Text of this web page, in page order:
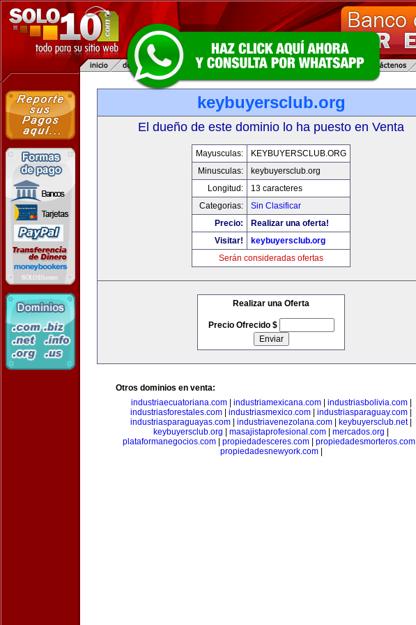
keybuyersclub.org
El dueño de este dominio lo ha puesto en Venta
Mayusculas:
KEYBUYERSCLUB.ORG
Minusculas:
keybuyersclub.org
Longitud:
13 caracteres
Categorias:
Sin Clasificar
Precio:
Realizar una oferta!
Visitar!
keybuyersclub.org
Serán consideradas ofertas
Realizar una Oferta
Precio Ofrecido $
Otros dominios en venta:
industriaecuatoriana.com| industriamexicana.com| industriasbolivia.com|
industriasforestales.com
industriasmexico.com industriasparaguay.com
industriasparaguayas.com
industriavenezolana.com keybuyersclub.net|
keybuyersclub.org
masajistaprofesional.com mercados.org
plataformanegocios.com
propiedadesceres.com propiedadesmorteros.com
propiedadesnewyork.com|